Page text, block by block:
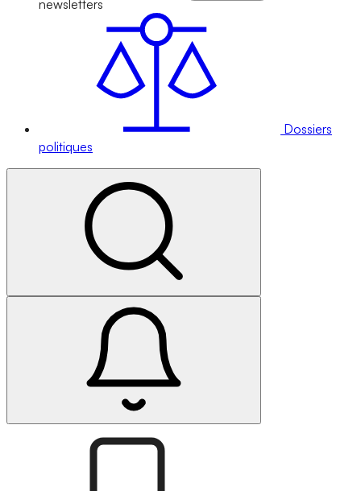
newsletters
Dossiers
politiques